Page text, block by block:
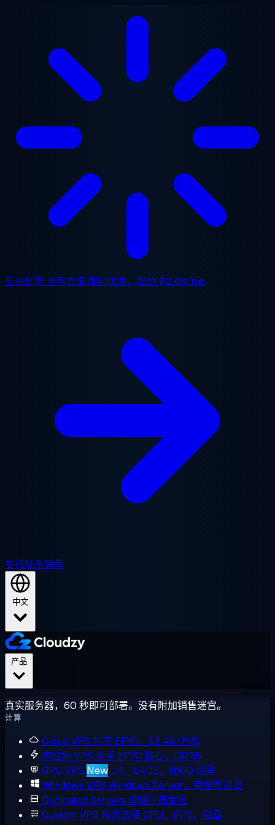
五折优惠 全部方案,限时优惠。起价$2.48/mo
支持联系销售
中文
真实服务器，60 秒即可部署。没有附加销售迷宫。
计算
Cloud VPS 共享 EPYC，$2.48/月起
高性能 VPS 专用 EPYC 核心，DDR5
GPU VPS New L4、L40S、H100 按需
Windows VPS Windows Server，完整管理员
Dedicated Servers 单租户裸金属
Custom VPS 按需选择 CPU、内存、磁盘